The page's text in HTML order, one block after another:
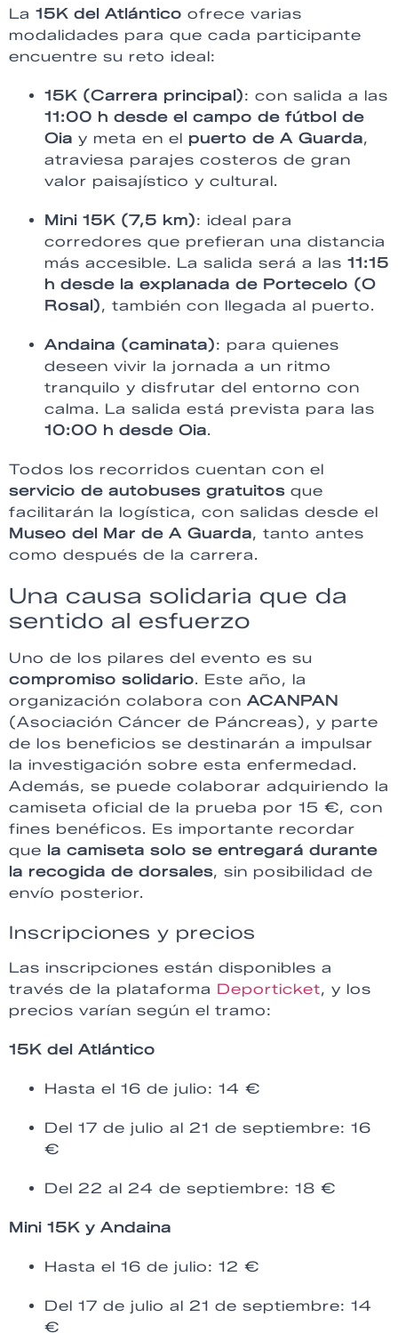
La 15K del Atlántico ofrece varias
modalidades para que cada participante
encuentre su reto ideal:
15K (Carrera principal): con salida a las
11:00 h desde el campo de fútbol de
Oia y meta en el puerto de A Guarda,
atraviesa parajes costeros de gran
valor paisajístico y cultural.
Mini 15K (7,5 km): ideal para
corredores que prefieran una distancia
más accesible. La salida será a las 11:15
h desde la explanada de Portecelo (O
Rosal), también con llegada al puerto.
Andaina (caminata): para quienes
deseen vivir la jornada a un ritmo
tranquilo y disfrutar del entorno con
calma. La salida está prevista para las
10:00 h desde Oia.
Todos los recorridos cuentan con el
servicio de autobuses gratuitos que
facilitarán la logística, con salidas desde el
Museo del Mar de A Guarda, tanto antes
como después de la carrera.
Una causa solidaria que da
sentido al esfuerzo
Uno de los pilares del evento es su
compromiso solidario. Este año, la
organización colabora con ACANPAN
(Asociación Cáncer de Páncreas), y parte
de los beneficios se destinarán a impulsar
la investigación sobre esta enfermedad.
Además, se puede colaborar adquiriendo la
camiseta oficial de la prueba por 15 €, con
fines benéficos. Es importante recordar
que la camiseta solo se entregará durante
la recogida de dorsales, sin posibilidad de
envío posterior.
Inscripciones y precios
Las inscripciones están disponibles a
través de la plataforma Deporticket, y los
precios varían según el tramo:
15K del Atlántico
Hasta el 16 de julio: 14 €
Del 17 de julio al 21 de septiembre: 16
€
Del 22 al 24 de septiembre: 18 €
Mini 15K y Andaina
Hasta el 16 de julio: 12 €
Del 17 de julio al 21 de septiembre: 14
€